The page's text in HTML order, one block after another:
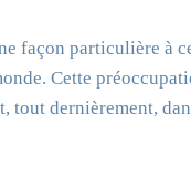
façon particulière à
Cette
tout dernièrement,